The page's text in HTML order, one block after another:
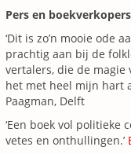
Pers en boekverkopers
‘Dit is zo’n mooie ode
prachtig aan bij de
vertalers, die de
het met heel mijn hart
Paagman, Delft
‘Een boek vol politieke
vetes en onthullingen.’